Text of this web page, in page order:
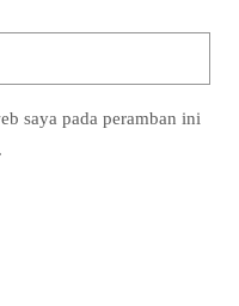
saya pada peramban ini